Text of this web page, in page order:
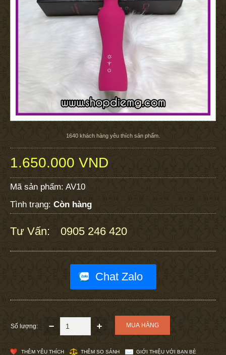
1640 khách hàng yêu thích sản phẩm.
1.650.000 VND
Mã sản phẩm: AV10
Tình trạng: Còn hàng
Tư Vấn: 0905 246 420
Chat Zalo
Số lượng:
THÊM YÊU THÍCH THÊM SO SÁNH GIỚI THIỆU VỚI BẠN BÈ